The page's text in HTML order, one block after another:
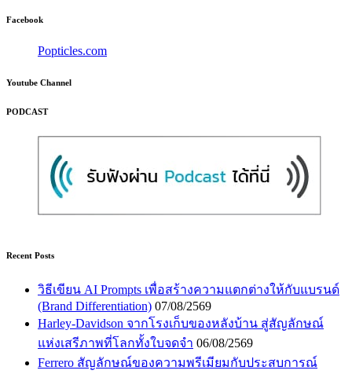
Facebook
Popticles.com
Youtube Channel
PODCAST
Recent Posts
วิธีเขียน AI Prompts เพื่อสร้างความแตกต่างให้กับแบรนด์
(Brand Differentiation) 07/08/2569
Harley-Davidson จากโรงเก็บของหลังบ้าน สู่สัญลักษณ์
แห่งเสรีภาพที่โลกทั้งใบจดจำ 06/08/2569
Ferrero สัญลักษณ์ของความพรีเมียมกับประสบการณ์